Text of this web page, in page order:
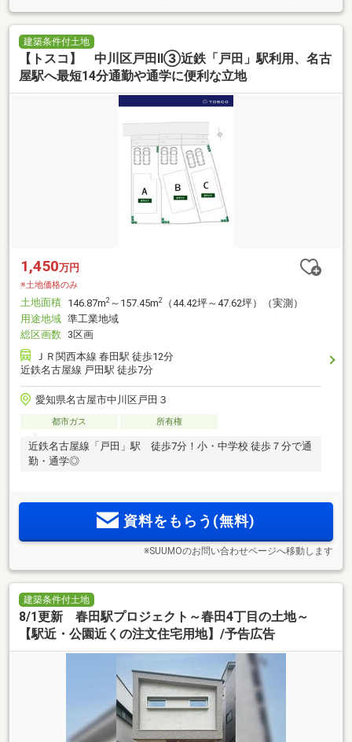
建築条件付土地
【トスコ】 中川区戸田Ⅱ③近鉄「戸田」駅利用、名古
屋駅へ最短14分通勤や通学に便利な立地
1,450万円
※土地価格のみ
土地面積 146.87m2 ～157.45m2
（44.42坪～47.62坪）（実測）
用途地域 準工業地域
総区画数 3区画
ＪＲ関西本線 春田駅 徒歩12分
近鉄名古屋線 戸田駅 徒歩7分
愛知県名古屋市中川区戸田３
都市ガス 所有権
近鉄名古屋線「戸田」駅 徒歩7分！小・中学校 徒歩７分で通
勤・通学◎
資料をもらう(無料)
※SUUMOのお問い合わせページへ移動します
建築条件付土地
8/1更新 春田駅プロジェクト～春田4丁目の土地～
【駅近・公園近くの注文住宅用地】/予告広告